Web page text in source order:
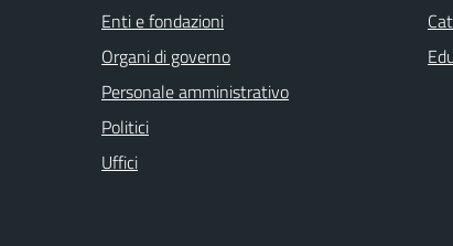
Enti e fondazioni
Organi di governo
Personale amministrativo
Politici
Uffici